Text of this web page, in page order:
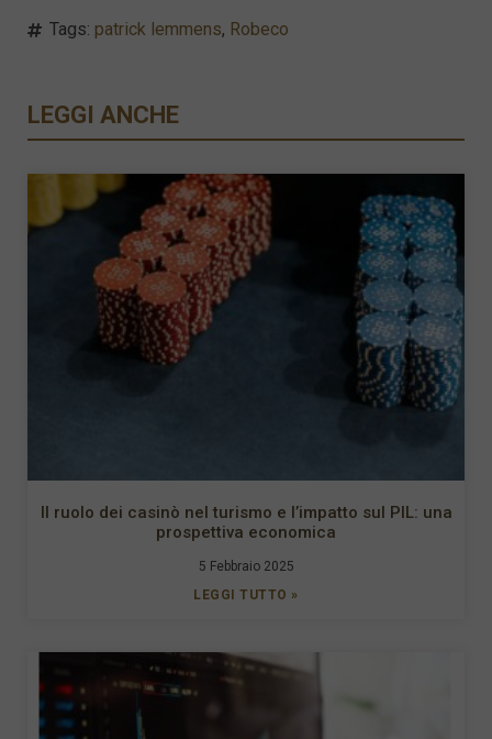
Tags: patrick lemmens, Robeco
LEGGI ANCHE
Il ruolo dei casinò nel turismo e l’impatto sul PIL: una
prospettiva economica
5 Febbraio 2025
LEGGI TUTTO »